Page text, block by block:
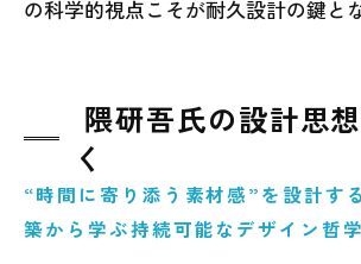
の科学的視点こそが耐久設計の鍵と
隈研吾氏の設計思
く
“時間に寄り添う素材感”を設計
築から学ぶ持続可能なデザイン哲学